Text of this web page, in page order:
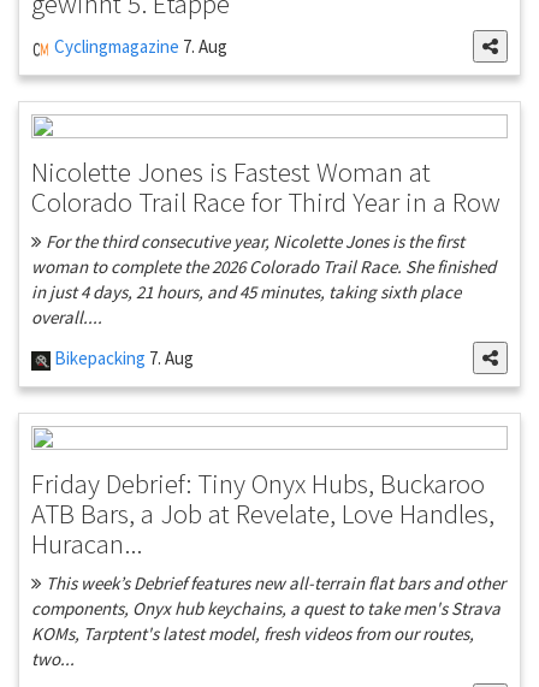
Cyclingmagazine 7. Aug
Nicolette Jones is Fastest Woman at
Colorado Trail Race for Third Year in a Row
For the third consecutive year, Nicolette Jones is the first
woman to complete the 2026 Colorado Trail Race. She finished
in just 4 days, 21 hours, and 45 minutes, taking sixth place
overall....
Bikepacking 7. Aug
Friday Debrief: Tiny Onyx Hubs, Buckaroo
ATB Bars, a Job at Revelate, Love Handles,
Huracan...
This week’s Debrief features new all-terrain flat bars and other
components, Onyx hub keychains, a quest to take men's Strava
KOMs, Tarptent's latest model, fresh videos from our routes,
two...